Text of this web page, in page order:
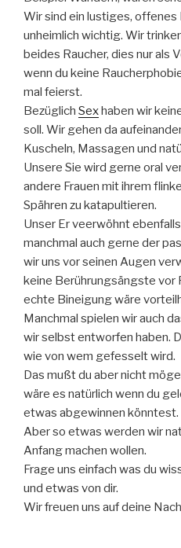
Wir sind ein lustiges, offenes
unheimlich wichtig. Wir
beides Raucher, dies nur als
wenn du keine
mal feierst.
Bezüglich Sex haben wir
soll. Wir gehen da
Kuscheln, Massagen und
Unsere Sie wird gerne oral
andere Frauen mit ihrem
Spähren zu katapultieren.
Unser Er veerwöhnt
manchmal auch gerne der
wir uns vor seinen Augen
keine Berührungsängste vor
echte Bineigung wäre
Manchmal spielen wir auch
wir selbst entworfen haben.
wie von wem gefesselt wird.
Das mußt du aber nicht
wäre es natürlich wenn du
etwas abgewinnen könntest.
Aber so etwas werden wir
Anfang machen wollen.
Frage uns einfach was du
und etwas von dir.
Wir freuen uns auf deine